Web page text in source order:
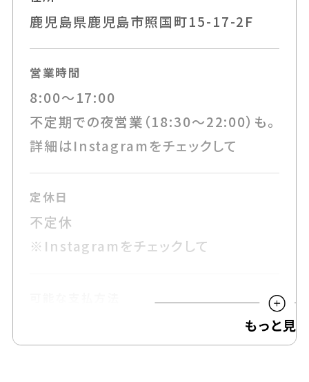
鹿児島県鹿児島市照国町15-17-2F
営業時間
8:00～17:00
不定期での夜営業（18:30～22:00）も。
詳細はInstagramをチェックして
定休日
不定休
※Instagramをチェックして
現金・クレジットカード・電子マネー